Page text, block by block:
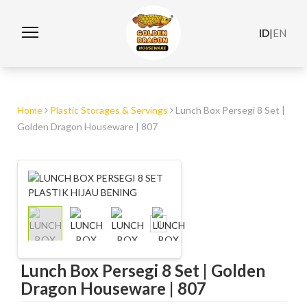
ID|EN
Home Plastic Storages & Servings
Lunch Box Persegi 8 Set |
Golden Dragon Houseware | 807
Lunch Box Persegi 8 Set | Golden
Dragon Houseware | 807